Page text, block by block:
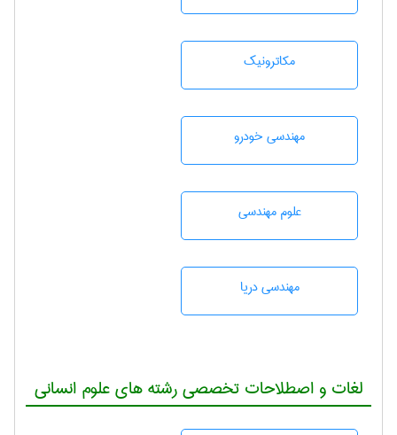
مکاترونیک
مهندسی خودرو
علوم مهندسی
مهندسی دریا
لغات و اصطلاحات تخصصی رشته های علوم انسانی